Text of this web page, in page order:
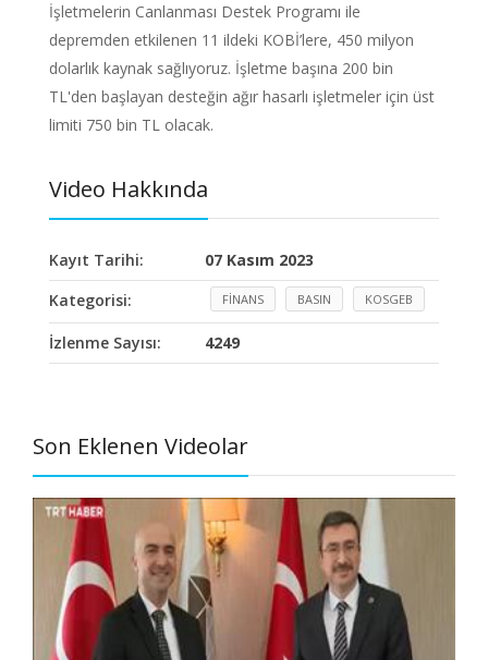
İşletmelerin Canlanması Destek Programı ile
depremden etkilenen 11 ildeki KOBİ’lere, 450 milyon
dolarlık kaynak sağlıyoruz. İşletme başına 200 bin
TL'den başlayan desteğin ağır hasarlı işletmeler için üst
limiti 750 bin TL olacak.
Video Hakkında
Kayıt Tarihi:
07 Kasım 2023
Kategorisi:
FİNANS BASIN KOSGEB
İzlenme Sayısı: 4249
Son Eklenen Videolar